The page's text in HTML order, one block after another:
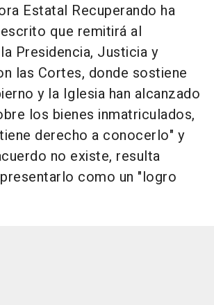
Estatal Recuperando ha
que remitirá al
Presidencia, Justicia y
las Cortes, donde sostiene
y la Iglesia han alcanzado
los bienes inmatriculados,
derecho a conocerlo" y
no existe, resulta
como un "logro